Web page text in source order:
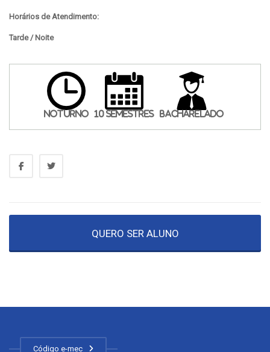
Horários de Atendimento:
Tarde / Noite
Noturno 10 Semestres Bacharelado
QUERO SER ALUNO
Código e-mec